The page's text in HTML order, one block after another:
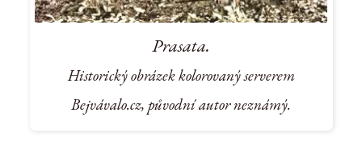
Prasata.
Historický obrázek kolorovaný serverem
Bejvávalo.cz, původní autor neznámý.